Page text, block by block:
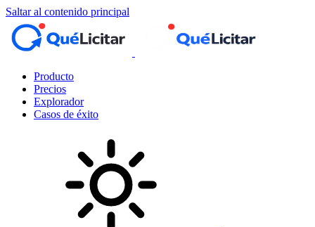
Saltar al contenido principal
Producto
Precios
Explorador
Casos de éxito